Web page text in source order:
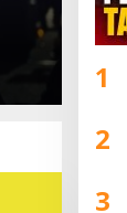
1
2
3